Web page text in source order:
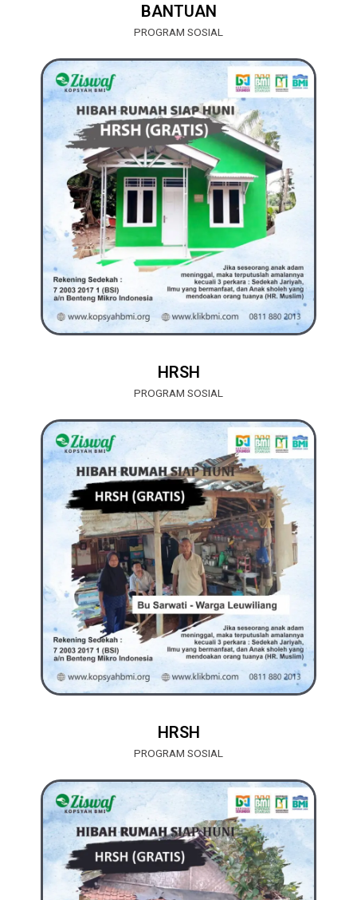
BANTUAN
PROGRAM SOSIAL
HRSH
PROGRAM SOSIAL
HRSH
PROGRAM SOSIAL